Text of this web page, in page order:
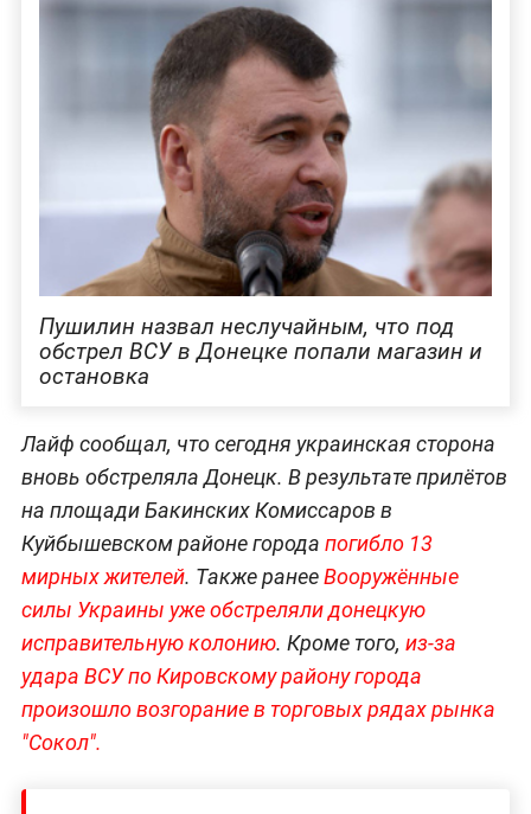
Пушилин назвал неслучайным, что под
обстрел ВСУ в Донецке попали магазин и
остановка
Лайф сообщал, что сегодня украинская сторона
вновь обстреляла Донецк. В результате прилётов
на площади Бакинских Комиссаров в
Куйбышевском районе города погибло 13
мирных жителей. Также ранееВооружённые
силы Украины уже обстреляли донецкую
исправительную колонию. Кроме того, из-за
удара ВСУ по Кировскому району города
произошло возгорание в торговых рядах рынка
"Сокол".